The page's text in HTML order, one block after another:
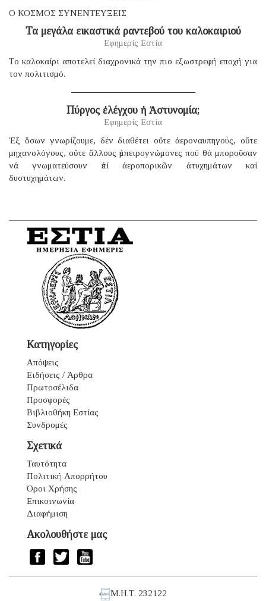
Ο ΚΟΣΜΟΣ ΣΥΝΕΝΤΕΥΞΕΙΣ
Τα μεγάλα εικαστικά ραντεβού του καλοκαιριού
Εφημερίς Εστία
Tο καλοκαίρι αποτελεί διαχρονικά την πιο εξωστρεφή εποχή για
τον πολιτισμό.
Πύργος ἐλέγχου ἡ Ἀστυνομία;
Εφημερίς Εστία
Ἐξ ὅσων γνωρίζουμε, δέν διαθέτει οὔτε ἀεροναυπηγούς, οὔτε
μηχανολόγους, οὔτε ἄλλους ἐμπειρογνώμονες πού θά μποροῦσαν
νά γνωματεύσουν ἐπί ἀεροπορικῶν ἀτυχημάτων καί
δυστυχημάτων.
Κατηγορίες
Απόψεις
Ειδήσεις / Άρθρα
Πρωτοσέλιδα
Προσφορές
Βιβλιοθήκη Εστίας
Συνδρομές
Σχετικά
Ταυτότητα
Πολιτική Απορρήτου
Όροι Χρήσης
Επικοινωνία
Διαφήμιση
Ακολουθήστε μας
Μ.Η.Τ. 232122